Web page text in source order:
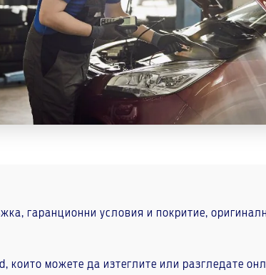
гаранционни условия и покритие,
можете да изтеглите или разгледате